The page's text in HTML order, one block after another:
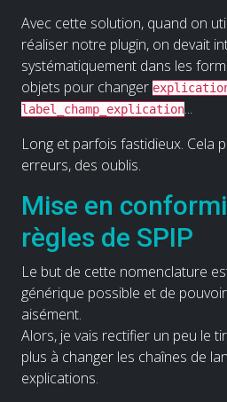
Avec cette solution, quand on
réaliser notre plugin, on devait
systématiquement dans les
objets pour changer
label_champ_explication...
Long et parfois fastidieux. Cela
erreurs, des oublis.
Mise en
règles de SPIP
Le but de cette nomenclature
générique possible et de
aisément.
Alors, je vais rectifier un peu le
plus à changer les chaînes de
explications.